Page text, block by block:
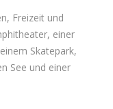
Freizeit und
einer
Skatepark,
See und einer